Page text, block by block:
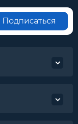
Подписаться